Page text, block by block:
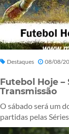
Destaques 08/08/
Futebol Hoje –
Transmissão
O sábado será um
partidas pelas Séries